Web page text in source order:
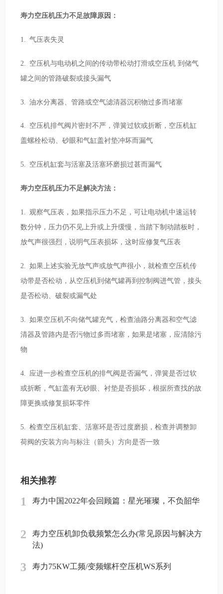
寿力空压机压力不足故障原因：
1. 气压表失灵
2. 空压机与电动机之间的传动带松动打滑或空压机 到储气
罐之间的管路破裂或接头漏气
3. 油水分离器、管路或空气滤清器沉积物过多而堵塞
4. 空压机排气阀片密封不严，弹簧过软或折断，空压机缸
盖螺栓松动、砂眼和气缸盖衬垫冲坏而漏气
5. 空压机缸套与活塞及活塞环磨损过甚而漏气
寿力空压机压力不足解决方法：
1. 观察气压表，如果指示压力不足，可让电动机中速运转
数分钟，压力仍不见上升或上升缓慢，当踏下制动踏板时，
放气声很强烈，说明气压表损坏，这时应修复气压表
2. 如果上述实验无放气声或放气声很小，就检查空压机传
动带是否松动，从空压机到储气罐再到控制阀进气管，接头
是否松动、破裂或漏气处
3. 如果空压机不向储气罐充气，检查油路分离器和空气滤
清器及管路内是否污物过多而堵塞，如果是堵塞，应清除污
物
4. 应进一步检查空压机的排气阀是否漏气，弹簧是否过软
或折断，气缸盖有无砂眼、衬垫是否损坏，根据所查找的故
障更换或修复损坏零件
5. 检查空压机缸套、活塞环是否过度磨损，检查并调整卸
荷阀的安装方向与标注（箭头）方向是否一致
相关推荐
1 寿力中国2022年会回顾篇：星光璀璨，不负韶华
2
寿力空压机卸负载频繁怎么办(常见原因与解决方
法)
3 寿力75KW工频/变频螺杆空压机WS系列